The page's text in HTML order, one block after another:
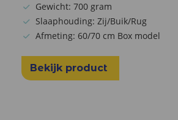
Gewicht: 700 gram
Slaaphouding: Zij/Buik/Rug
Afmeting: 60/70 cm Box model
Bekijk product